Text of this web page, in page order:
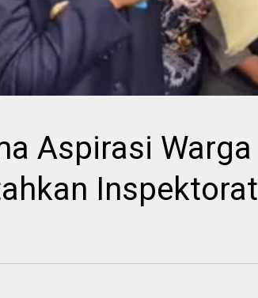
Aspirasi Warga
Inspektorat